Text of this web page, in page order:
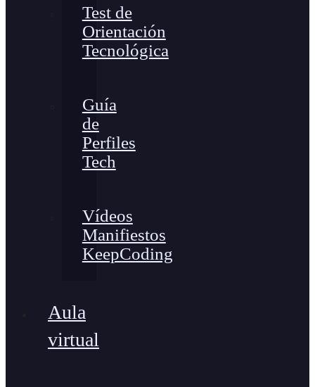
Test de
Orientación
Tecnológica
Guía
de
Perfiles
Tech
Vídeos
Manifiestos
KeepCoding
Aula
virtual